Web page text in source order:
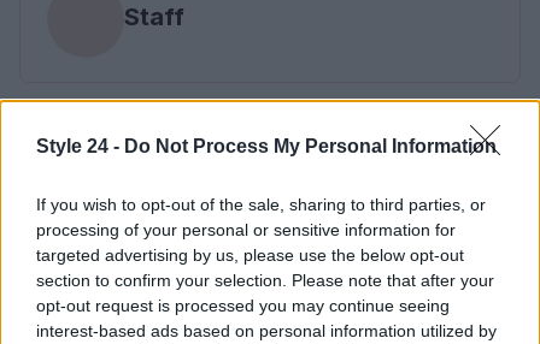
Style 24 - Do Not Process My Personal Information
If you wish to opt-out of the sale, sharing to third parties, or
processing of your personal or sensitive information for
targeted advertising by us, please use the below opt-out
section to confirm your selection. Please note that after your
opt-out request is processed you may continue seeing
interest-based ads based on personal information utilized by
Staff